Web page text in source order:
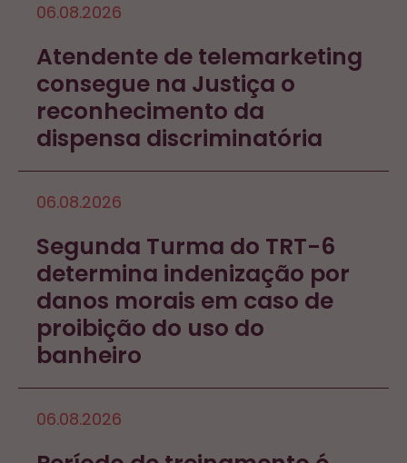
06.08.2026
Atendente de telemarketing
consegue na Justiça o
reconhecimento da
dispensa discriminatória
06.08.2026
Segunda Turma do TRT-6
determina indenização por
danos morais em caso de
proibição do uso do
banheiro
06.08.2026